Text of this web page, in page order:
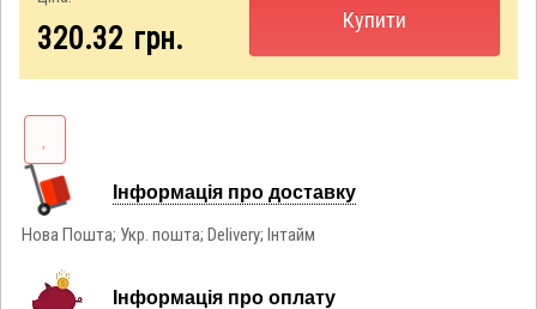
320.32 грн.
Купити
Інформація про доставку
Нова Пошта; Укр. пошта; Delivery; Інтайм
Інформація про оплату